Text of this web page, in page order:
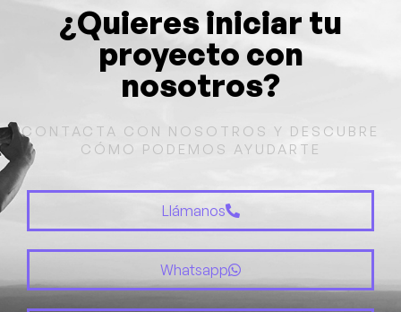
¿Quieres iniciar tu
proyecto con
nosotros?
CONTACTA CON NOSOTROS Y DESCUBRE
CÓMO PODEMOS AYUDARTE
Llámanos
Whatsapp